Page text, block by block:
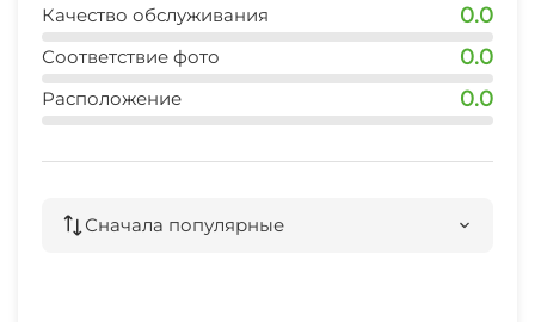
Качество обслуживания 0.0
Соответствие фото 0.0
Расположение 0.0
Сначала популярные